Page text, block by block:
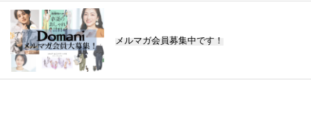
メルマガ会員募集中です！